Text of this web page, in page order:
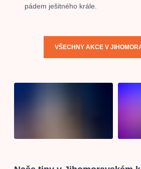
pádem ješitného krále.
VŠECHNY AKCE V